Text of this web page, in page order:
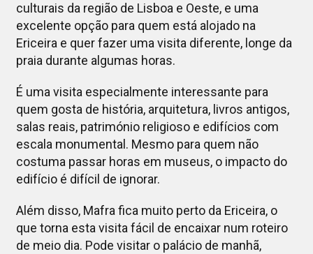
culturais da região de Lisboa e Oeste, e uma
excelente opção para quem está alojado na
Ericeira e quer fazer uma visita diferente, longe da
praia durante algumas horas.
É uma visita especialmente interessante para
quem gosta de história, arquitetura, livros antigos,
salas reais, património religioso e edifícios com
escala monumental. Mesmo para quem não
costuma passar horas em museus, o impacto do
edifício é difícil de ignorar.
Além disso, Mafra fica muito perto da Ericeira, o
que torna esta visita fácil de encaixar num roteiro
de meio dia. Pode visitar o palácio de manhã,